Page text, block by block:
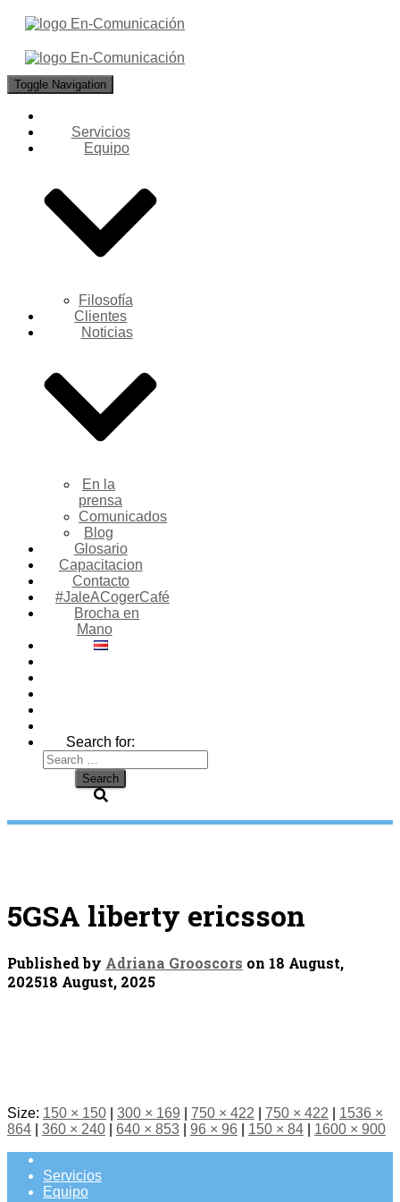
Toggle Navigation
Servicios
Equipo
Filosofía
Clientes
Noticias
En la
prensa
Comunicados
Blog
Glosario
Capacitacion
Contacto
#JaleACogerCafé
Brocha en
Mano
Search for:
5GSA liberty ericsson
Published by Adriana Grooscors on 18 August,
202518 August, 2025
Size: 150 × 150 300 × 169 750 × 422 750 × 422
1536 ×
864
360 × 240 640 × 853 96 × 96 150 × 84 1600 × 900
Servicios
Equipo